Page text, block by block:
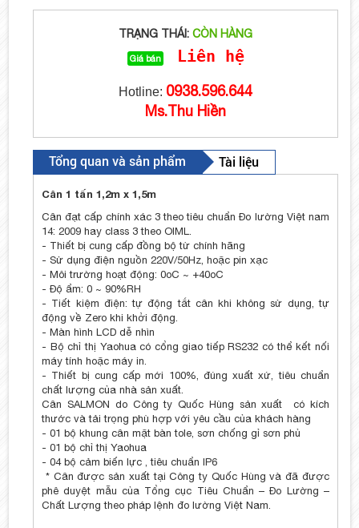
TRẠNG THÁI: CÒN HÀNG
Giá bán Liên hệ
Hotline: 0938.596.644
Ms.Thu Hiền
Tổng quan và sản phẩm Tài liệu
Cân 1 tấn 1,2m x 1,5m
Cân đạt cấp chính xác 3 theo tiêu chuẩn Đo lường Việt nam
14: 2009 hay class 3 theo OIML.
- Thiết bị cung cấp đồng bộ từ chính hãng
- Sử dụng điện nguồn 220V/50Hz, hoặc pin xạc
- Môi trường hoạt động: 0oC ~ +40oC
- Độ ẩm: 0 ~ 90%RH
- Tiết kiệm điện: tự động tắt cân khi không sử dụng, tự
động về Zero khi khởi động.
- Màn hình LCD dễ nhìn
- Bộ chỉ thị Yaohua có cổng giao tiếp RS232 có thể kết nối
máy tính hoặc máy in.
- Thiết bị cung cấp mới 100%, đúng xuất xứ, tiêu chuẩn
chất lượng của nhà sản xuất.
Cân SALMON do Công ty Quốc Hùng sản xuất có kích
thước và tải trọng phù hợp với yêu cầu của khách hàng
- 01 bộ khung cân mặt bàn tole, sơn chống gỉ sơn phủ
- 01 bộ chỉ thị Yaohua
- 04 bộ cảm biến lực , tiêu chuẩn IP6
* Cân được sản xuất tại Công ty Quốc Hùng và đã được
phê duyệt mẫu của Tổng cục Tiêu Chuẩn – Đo Lường –
Chất Lượng theo pháp lệnh đo lường Việt Nam.